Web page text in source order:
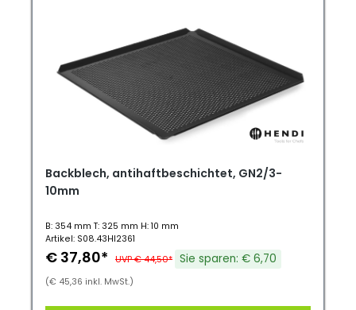
Backblech, antihaftbeschichtet, GN2/3-
10mm
B: 354 mm T: 325 mm H: 10 mm
Artikel: S08.43HI2361
€ 37,80* UVP € 44,50* Sie sparen: € 6,70
(€ 45,36 inkl. MwSt.)